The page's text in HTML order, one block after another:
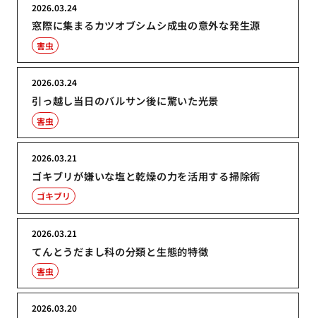
窓際に集まるカツオブシムシ成虫の意外な発生源
2026.03.24
害虫
引っ越し当日のバルサン後に驚いた光景
2026.03.24
害虫
ゴキブリが嫌いな塩と乾燥の力を活用する掃除術
2026.03.21
ゴキブリ
てんとうだまし科の分類と生態的特徴
2026.03.21
害虫
2026.03.20